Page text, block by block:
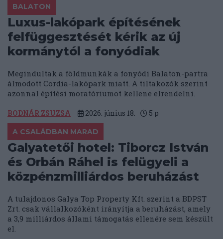
BALATON
Luxus-lakópark építésének
felfüggesztését kérik az új
kormánytól a fonyódiak
Megindultak a földmunkák a fonyódi Balaton-partra
álmodott Cordia-lakópark miatt. A tiltakozók szerint
azonnal építési moratóriumot kellene elrendelni.
BODNÁR ZSUZSA 2026. június 18. 5 p
A CSALÁDBAN MARAD
Galyatetői hotel: Tiborcz István
és Orbán Ráhel is felügyeli a
közpénzmilliárdos beruházást
A tulajdonos Galya Top Property Kft. szerint a BDPST
Zrt. csak vállalkozóként irányítja a beruházást, amely
a 3,9 milliárdos állami támogatás ellenére sem készült
el.